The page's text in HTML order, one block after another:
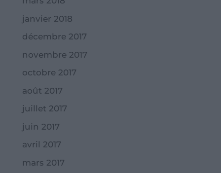
janvier 2018
décembre 2017
novembre 2017
octobre 2017
août 2017
juillet 2017
juin 2017
avril 2017
mars 2017